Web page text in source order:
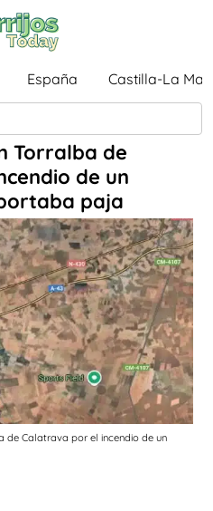
España Castilla-La
Torralba de
de un
paja
de Calatrava por el incendio de un